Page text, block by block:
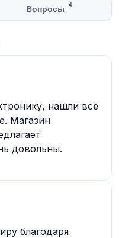
Вопросы 4
нашли всё
Магазин
довольны.
благодаря